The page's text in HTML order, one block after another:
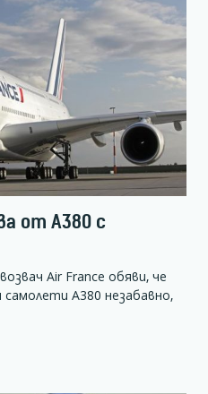
от А380 с
Air France обяви, че
А380 незабавно,